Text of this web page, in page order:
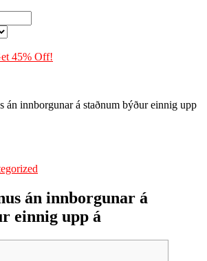
45% Off!
án innborgunar á staðnum býður einnig upp
án innborgunar á
einnig upp á